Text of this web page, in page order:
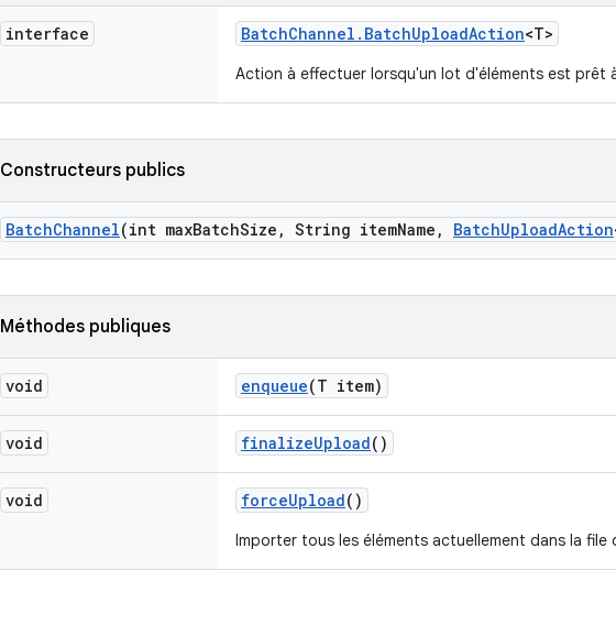
interface BatchChannel . BatchUploadAction<T>
Action à effectuer lorsqu'un lot d'éléments est prêt
Constructeurs publics
BatchChannel(int maxBatchSize , String itemName , BatchUploadAction
Méthodes publiques
void enqueue(T item)
void finalizeUpload()
void forceUpload()
Importer tous les éléments actuellement dans la file